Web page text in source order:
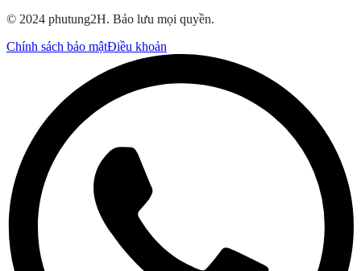
© 2024 phutung2H. Bảo lưu mọi quyền.
Chính sách bảo mậtĐiều khoản